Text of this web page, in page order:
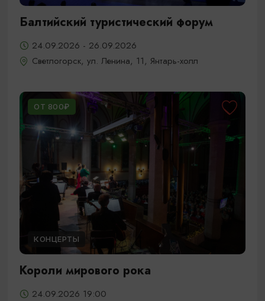
Балтийский туристический форум
24.09.2026 - 26.09.2026
Светлогорск, ул. Ленина, 11, Янтарь-холл
ОТ 800₽
КОНЦЕРТЫ
Короли мирового рока
24.09.2026 19:00